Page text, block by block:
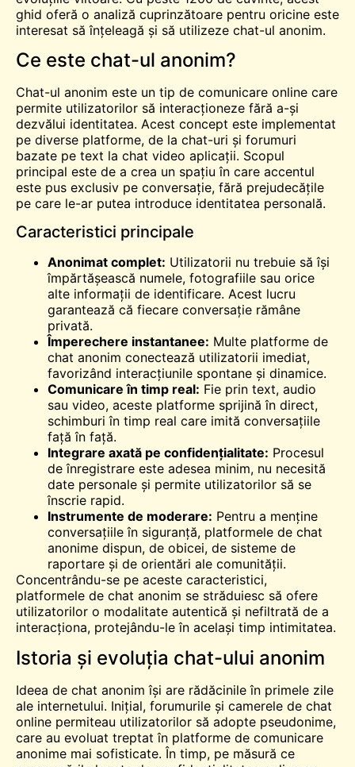
ghid oferă o analiză cuprinzătoare pentru oricine este
interesat să înțeleagă și să utilizeze chat-ul anonim.
Ce este chat-ul anonim?
Chat-ul anonim este un tip de comunicare online care
permite utilizatorilor să interacționeze fără a-și
dezvălui identitatea. Acest concept este implementat
pe diverse platforme, de la chat-uri și forumuri
bazate pe text la chat video aplicații. Scopul
principal este de a crea un spațiu în care accentul
este pus exclusiv pe conversație, fără prejudecățile
pe care le-ar putea introduce identitatea personală.
Caracteristici principale
Anonimat complet: Utilizatorii nu trebuie să își
împărtășească numele, fotografiile sau orice
alte informații de identificare. Acest lucru
garantează că fiecare conversație rămâne
privată.
Împerechere instantanee: Multe platforme de
chat anonim conectează utilizatorii imediat,
favorizând interacțiunile spontane și dinamice.
Comunicare în timp real: Fie prin text, audio
sau video, aceste platforme sprijinăîn direct,
schimburi în timp real care imită conversațiile
față în față.
Integrare axată pe confidențialitate: Procesul
de înregistrare este adesea minim, nu necesită
date personale și permite utilizatorilor să se
înscrie rapid.
Instrumente de moderare: Pentru a menține
conversațiile în siguranță, platformele de chat
anonime dispun, de obicei, de sisteme de
raportare și de orientări ale comunității.
Concentrându-se pe aceste caracteristici,
platformele de chat anonim se străduiesc să ofere
utilizatorilor o modalitate autentică și nefiltrată de a
interacționa, protejându-le în același timp intimitatea.
Istoria și evoluția chat-ului anonim
Ideea de chat anonim își are rădăcinile în primele zile
ale internetului. Inițial, forumurile și camerele de chat
online permiteau utilizatorilor să adopte pseudonime,
care au evoluat treptat în platforme de comunicare
anonime mai sofisticate. În timp, pe măsură ce